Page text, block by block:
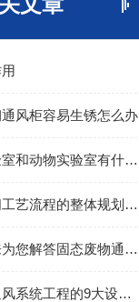
风柜容易生锈怎么办
GLP实验室和动物实验室有什么区别
医院空间工艺流程的整体规划设计
环扬未来为您解答固态废物通风柜要如何才能处理?
实验室通风系统工程的9大设计原则,你了解多少?